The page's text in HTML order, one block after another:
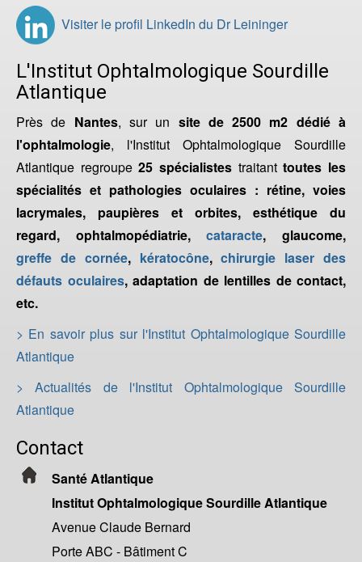
Visiter le profil LinkedIn du Dr Leininger
L'Institut Ophtalmologique Sourdille
Atlantique
Près de Nantes, sur un site de 2500 m2 dédié à
l'ophtalmologie, l'Institut Ophtalmologique Sourdille
Atlantique regroupe25 spécialistes traitanttoutes les
spécialités et pathologies oculaires : rétine, voies
lacrymales, paupières et orbites, esthétique du
regard, ophtalmopédiatrie,cataracte, glaucome,
greffe de cornée, kératocône,chirurgie laser des
défauts oculaires, adaptation de lentilles de contact,
etc.
> En savoir plus sur l'Institut Ophtalmologique Sourdille
Atlantique
> Actualités de l'Institut Ophtalmologique Sourdille
Atlantique
Contact
Santé Atlantique
Institut Ophtalmologique Sourdille Atlantique
Avenue Claude Bernard
Porte ABC - Bâtiment C